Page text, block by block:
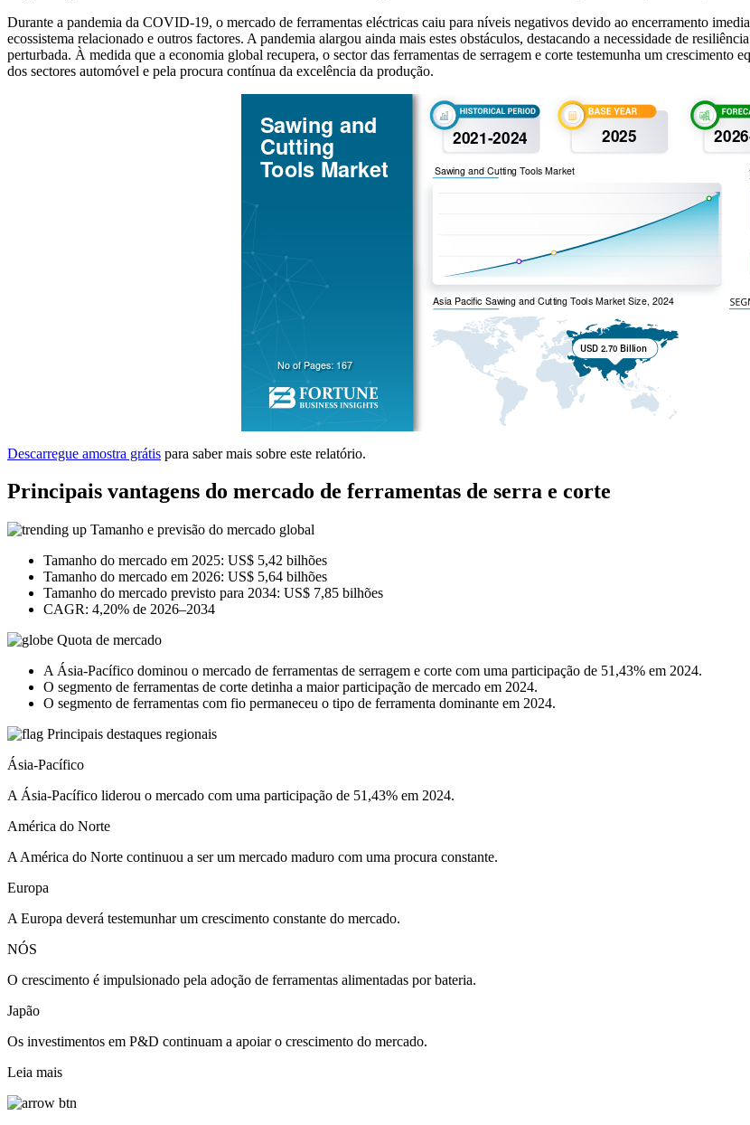
Durante a pandemia da COVID-19, o mercado de ferramentas eléctricas caiu para níveis negativos devido ao encerramento
ecossistema relacionado e outros factores. A pandemia alargou ainda mais estes obstáculos, destacando a necessidade de
perturbada. À medida que a economia global recupera, o sector das ferramentas de serragem e corte testemunha um
dos sectores automóvel e pela procura contínua da excelência da produção.
Descarregue amostra grátis para saber mais sobre este relatório.
Principais vantagens do mercado de ferramentas de serra e corte
Tamanho e previsão do mercado global
Tamanho do mercado em 2025: US$ 5,42 bilhões
Tamanho do mercado em 2026: US$ 5,64 bilhões
Tamanho do mercado previsto para 2034: US$ 7,85 bilhões
CAGR: 4,20% de 2026–2034
Quota de mercado
A Ásia-Pacífico dominou o mercado de ferramentas de serragem e corte com uma participação de 51,43% em 2024.
O segmento de ferramentas de corte detinha a maior participação de mercado em 2024.
O segmento de ferramentas com fio permaneceu o tipo de ferramenta dominante em 2024.
Principais destaques regionais
Ásia-Pacífico
A Ásia-Pacífico liderou o mercado com uma participação de 51,43% em 2024.
América do Norte
A América do Norte continuou a ser um mercado maduro com uma procura constante.
Europa
A Europa deverá testemunhar um crescimento constante do mercado.
NÓS
O crescimento é impulsionado pela adoção de ferramentas alimentadas por bateria.
Japão
Os investimentos em P&D continuam a apoiar o crescimento do mercado.
Leia mais